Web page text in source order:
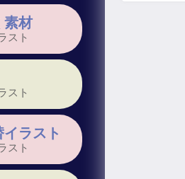
素材
スト
スト
イラスト
スト